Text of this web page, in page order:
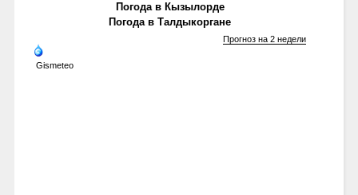
Погода в Кызылорде
Погода в Талдыкоргане
Gismeteo
Прогноз на 2 недели